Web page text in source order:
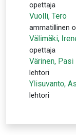
opettaja
Vuolli, Tero
ammatillinen
Välimäki,
opettaja
Värinen, Pasi
lehtori
Ylisuvanto,
lehtori